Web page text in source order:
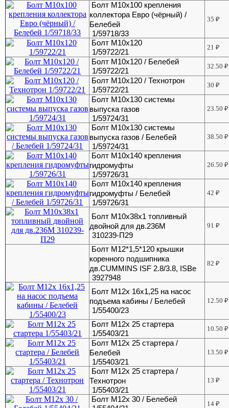
Болт М10х100 крепления
коллектора Евро (чёрный) /
Белебей
1/59718/33
35₽
Болт М10х120
1/59722/21
21₽
Болт М10х120 / Белебей
1/59722/21
32.50₽
Болт М10х120 / Технотрон
1/59722/21
30₽
Болт М10х130 системы
выпуска газов
1/59724/31
23.50₽
Болт М10х130 системы
выпуска газов / Белебей
1/59724/31
38.50₽
Болт М10х140 крепления
гидромуфты
1/59726/31
26.50₽
Болт М10х140 крепления
гидромуфты / Белебей
1/59726/31
42₽
Болт М10х38х1 топливный
двойной для дв.236М
310239-П29
91₽
Болт М12*1,5*120 крышки
коренного подшипника
дв.CUMMINS ISF 2.8/3.8, ISBe
3927948
82₽
Болт М12х 16х1,25 на насос
подъема кабины / Белебей
1/55400/23
12.50₽
Болт М12х 25 стартера
1/55403/21
10.50₽
Болт М12х 25 стартера /
Белебей
1/55403/21
13.50₽
Болт М12х 25 стартера /
Технотрон
1/55403/21
13₽
Болт М12х 30 / Белебей
14₽